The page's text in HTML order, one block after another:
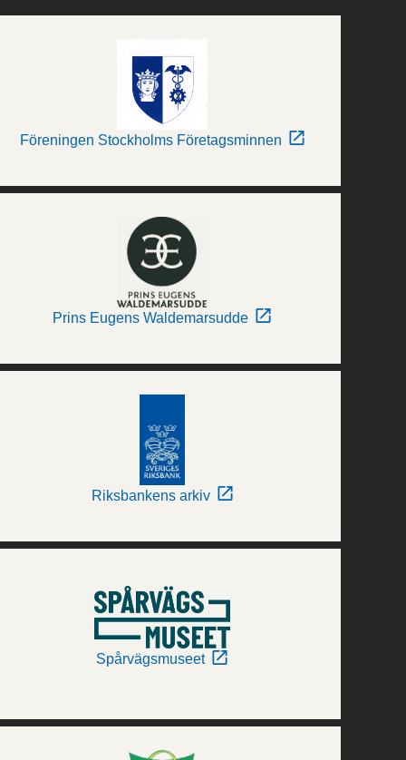
Föreningen Stockholms Företagsminnen
Prins Eugens Waldemarsudde
Riksbankens arkiv
Spårvägsmuseet